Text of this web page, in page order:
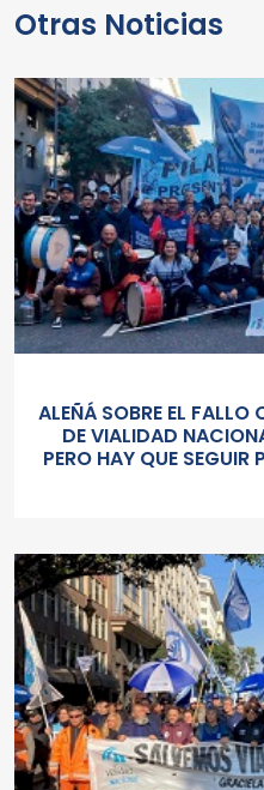
Otras Noticias
ALEÑÁ SOBRE EL FALLO
DE VIALIDAD
PERO HAY QUE